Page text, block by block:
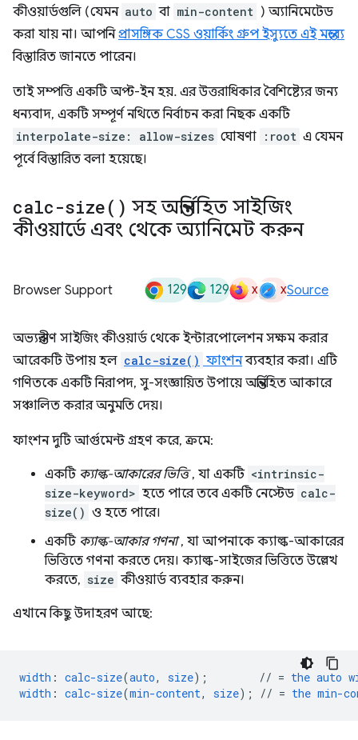
কীওয়ার্ডগুলি (যেমন auto বা min-content ) অ্যানিমেটেড
করা যায় না। আপনিপ্রাসঙ্গিক CSS ওয়ার্কিং গ্রুপ ইস্যুতে এই মন্তব্যে
বিস্তারিত জানতে পারেন।
তাই সম্পত্তি একটি অপ্ট-ইন হয়. এর উত্তরাধিকার বৈশিষ্ট্যের জন্য
ধন্যবাদ, একটি সম্পূর্ণ নথিতে নির্বাচন করা নিছক একটি
interpolate-size: allow-sizes ঘোষণা :root এ যেমন
পূর্বে বিস্তারিত বলা হয়েছে।
calc-size( ) সহ অন্তর্নিহিত সাইজিং
কীওয়ার্ডে এবং থেকে অ্যানিমেট করুন
Browser Support 129 129 x xSource
অভ্যন্তরীণ সাইজিং কীওয়ার্ড থেকে ইন্টারপোলেশন সক্ষম করার
আরেকটি উপায় হল calc-size() ফাংশনব্যবহার করা। এটি
গণিতকে একটি নিরাপদ, সু-সংজ্ঞায়িত উপায়ে অন্তর্নিহিত আকারে
সঞ্চালিত করার অনুমতি দেয়।
ফাংশন দুটি আর্গুমেন্ট গ্রহণ করে, ক্রমে:
একটি ক্যাল্ক-আকারের ভিত্তি, যা একটি <intrinsic-
size-keyword> হতে পারে তবে একটি নেস্টেড calc-
size() ও হতে পারে।
একটি ক্যাল্ক-আকার গণনা, যা আপনাকে ক্যাল্ক-আকারের
ভিত্তিতে গণনা করতে দেয়। ক্যাল্ক-সাইজের ভিত্তিতে উল্লেখ
করতে, size কীওয়ার্ড ব্যবহার করুন।
এখানে কিছু উদাহরণ আছে:
width : calc-size(auto, size); // = the auto
width : calc-size(min-content, size); // = the min-